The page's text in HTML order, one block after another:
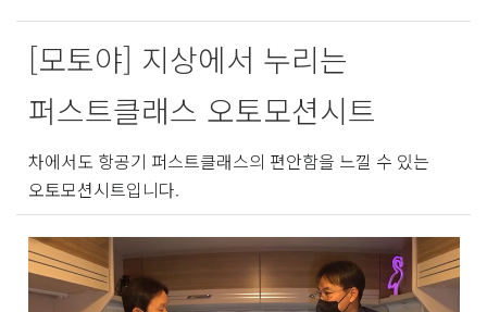
[모토야] 지상에서 누리는
퍼스트클래스 오토모션시트
차에서도 항공기 퍼스트클래스의 편안함을 느낄 수 있는
오토모션시트입니다.